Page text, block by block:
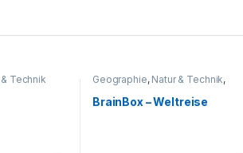
Technik Geographie, Natur & Technik,
Sachunterricht
BrainBox – Weltreise